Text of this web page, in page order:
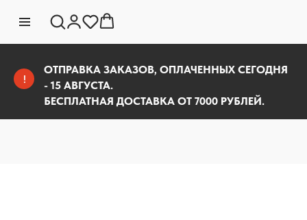
!
ОТПРАВКА ЗАКАЗОВ, ОПЛАЧЕННЫХ СЕГОДНЯ
- 15 АВГУСТА.
БЕСПЛАТНАЯ ДОСТАВКА ОТ 7000 РУБЛЕЙ.